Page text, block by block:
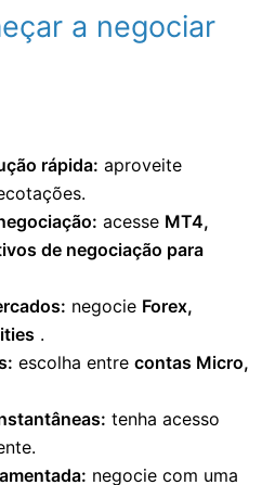
a negociar
rápida: aproveite
acesse MT4,
de negociação para
negocie Forex,
.
escolha entre contas Micro,
tenha acesso
negocie com uma